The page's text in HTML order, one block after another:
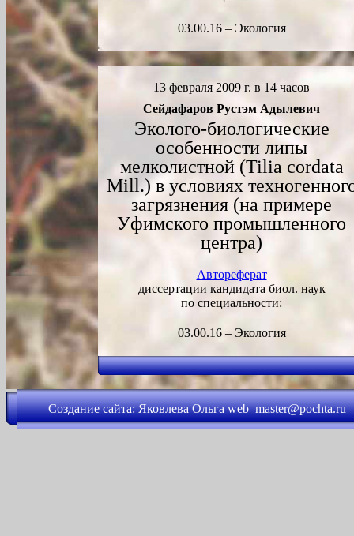
03.00.16 – Экология
13 февраля 2009 г. в 14 часов
Сейдафаров Рустэм Адылевич
Эколого-биологические
особенности липы
мелколистной (Tilia cordata
Mill.) в условиях
загрязнения (на примере
Уфимского промышленного
центра)
Автореферат
диссертации кандидата биол. наук
по специальности:
03.00.16 – Экология
Создание сайта: Яковлева Ольга